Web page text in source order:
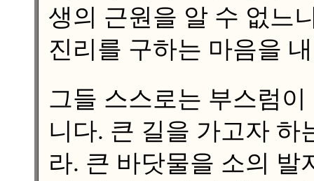
생의 근원을 알 수 없느
진리를 구하는 마음을
그들 스스로는 부스럼
니다. 큰 길을 가고자 하
라. 큰 바닷물을 소의 발